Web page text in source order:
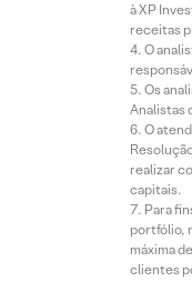
à XP
receitas
O
Os
Analistas
O
realizar
capitais.
Para
portfólio,
máxima
clientes